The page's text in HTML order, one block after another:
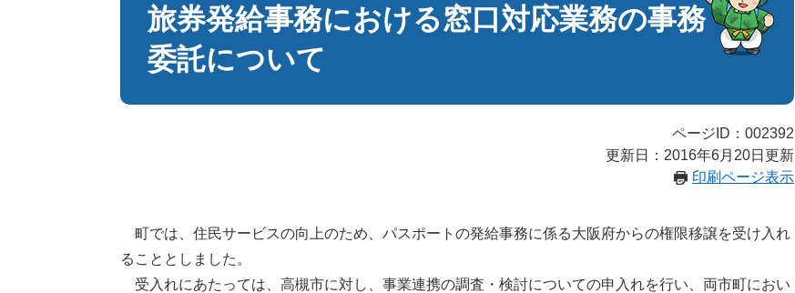
旅券発給事務における窓口対応業務の事務
委託について
ページID：002392
更新日：2016年6月20日更新
印刷ページ表示
町では、住民サービスの向上のため、パスポートの発給事務に係る大阪府からの権限移譲を受け入れ
ることとしました。
受入れにあたっては、高槻市に対し、事業連携の調査・検討についての申入れを行い、両市町におい